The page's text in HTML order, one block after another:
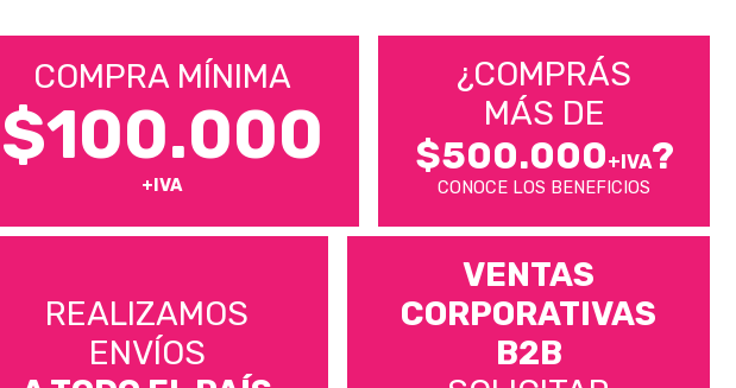
COMPRA MÍNIMA
$100.000
+IVA
¿COMPRÁS
MÁS DE
$500.000+IVA?
CONOCE LOS BENEFICIOS
REALIZAMOS
ENVÍOS
VENTAS
CORPORATIVAS
B2B